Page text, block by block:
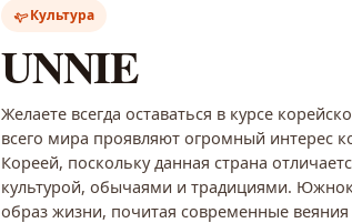
Культура
UNNIE
Желаете всегда оставаться в курсе
всего мира проявляют огромный интерес
Кореей, поскольку данная страна
культурой, обычаями и традициями.
образ жизни, почитая современные